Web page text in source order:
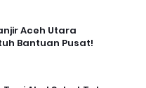
Aceh Utara
Bantuan Pusat!